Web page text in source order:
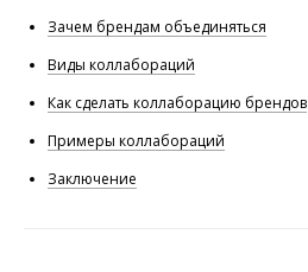
Зачем брендам объединяться
Виды коллабораций
Как сделать коллаборацию брендов
Примеры коллабораций
Заключение